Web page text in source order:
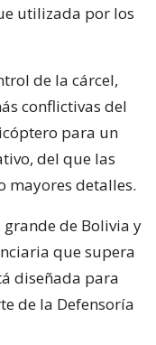
utilizada por los
de la cárcel,
conflictivas del
para un
del que las
mayores detalles.
grande de Bolivia y
que supera
diseñada para
de la Defensoría